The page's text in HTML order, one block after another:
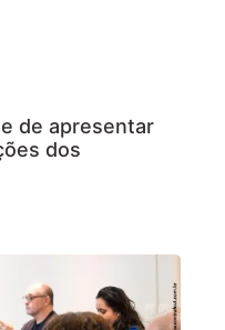
de apresentar
dos